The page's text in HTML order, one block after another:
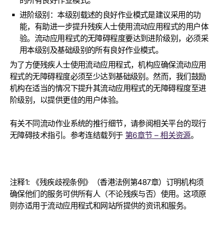
进阶级别：本级别载述的良好作业模式是建议采用的功
能，有助进一步提升残疾人士使用流动应用程式的用户体
验。流动应用程式的无障碍程度要达到进阶级别，必须采
用本级别及基础级别的所有良好作业模式。
为了方便残疾人士使用流动应用程式，机构应确保流动应用
程式的无障碍程度必须至少达到基础级别。然而，我们鼓励
机构在适当的情况下提升其流动应用程式的无障碍程度至进
阶级别，以提供更佳的用户体验。
有关不同流动作业系统的推行细节，请参阅相关平台的现行
无障碍技术指引。参考连结载列于 第6章节 – 相关资源。
注释1: 《残疾歧视条例》（香港法例第487章）订明机构须
确保他们的服务可供所有人（不论残疾与否）使用。这项原
则亦适用于流动应用程式和网站所提供的资讯和服务。